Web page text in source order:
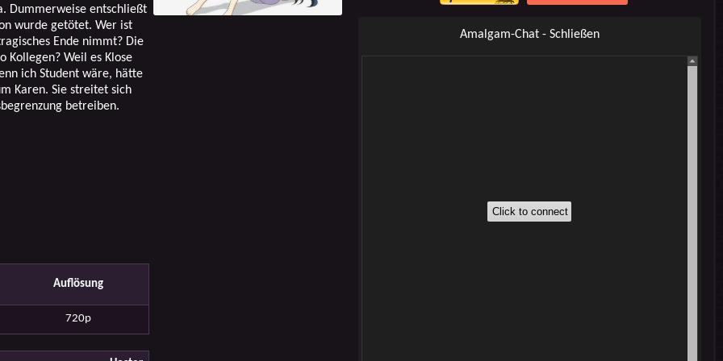
Dummerweise entschließt
wurde getötet. Wer ist
Ende nimmt? Die
Kollegen? Weil es Klose
ich Student wäre, hätte
Karen. Sie streitet sich
betreiben.
Auflösung
720p
Amalgam-Chat - Schließen